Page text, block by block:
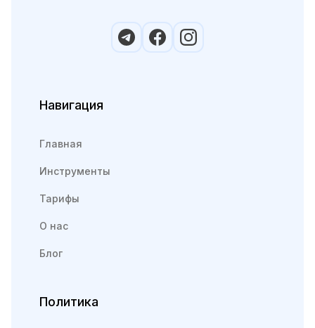
Навигация
Главная
Инструменты
Тарифы
О нас
Блог
Политика